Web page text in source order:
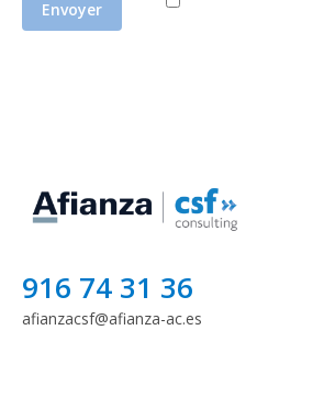
916 74 31 36
afianzacsf@afianza-ac.es